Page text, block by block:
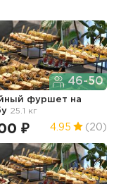
46-50
фуршет на
25.1 кг
₽ 4.95 (20)